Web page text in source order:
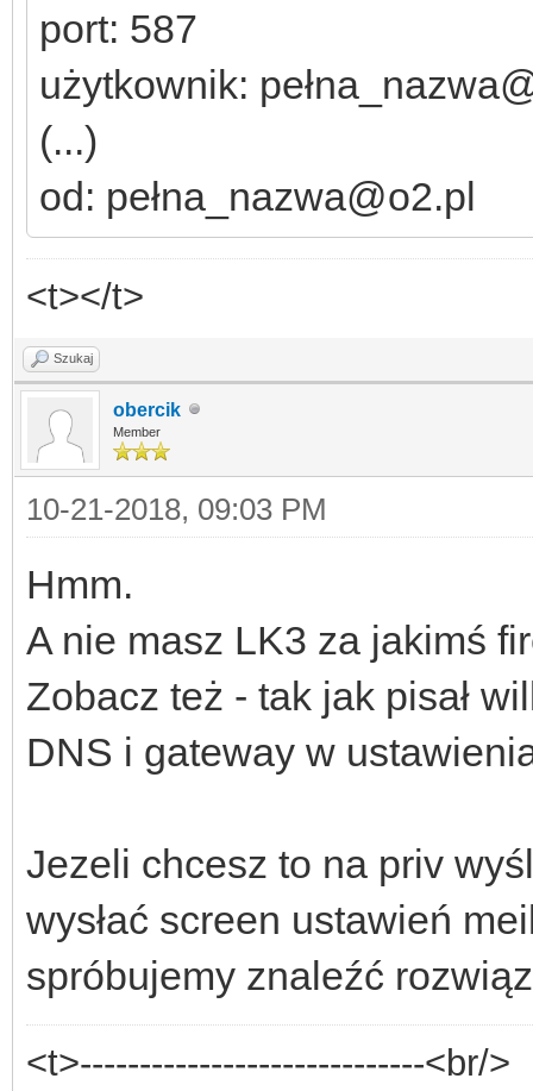
port: 587
użytkownik:
(...)
od: pełna_nazwa@o2.pl
<t></t>
Szukaj
obercik
Member
10-21-2018, 09:03 PM
Hmm.
A nie masz LK3 za jakimś
Zobacz też - tak jak pisał
DNS i gateway w
Jezeli chcesz to na priv
wysłać screen ustawień
spróbujemy znaleźć
<t>-----------------------------<br/>